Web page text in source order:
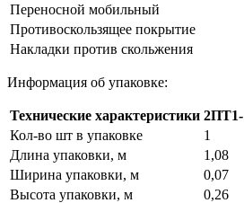
Переносной мобильный
Противоскользящее покрытие
Накладки против скольжения
Информация об упаковке:
Технические характеристики 2ПТ1-
Кол-во шт в упаковке
1
Длина упаковки, м
1,08
Ширина упаковки, м
0,07
Высота упаковки, м
0,26